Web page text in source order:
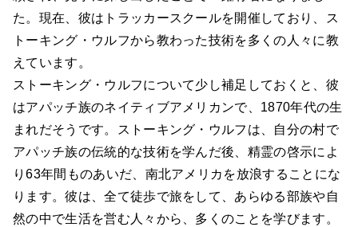
た。現在、彼はトラッカースクールを開催しており、ス
トーキング・ウルフから教わった技術を多くの人々に教
えています。
ストーキング・ウルフについて少し補足しておくと、彼
はアパッチ族のネイティブアメリカンで、1870年代の生
まれだそうです。ストーキング・ウルフは、自分の村で
アパッチ族の伝統的な技術を学んだ後、精霊の啓示によ
り63年間ものあいだ、南北アメリカを放浪することにな
ります。彼は、全て徒歩で旅をして、あらゆる部族や自
然の中で生活を営む人々から、多くのことを学びます。